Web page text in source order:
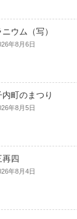
ウム（写）
年8月6日
内町のまつり
年8月5日
再四
年8月4日